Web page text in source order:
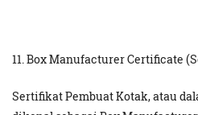
11. Box Manufacturer Certificate
Sertifikat Pembuat Kotak, atau